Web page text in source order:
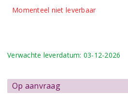
Momenteel niet leverbaar
Verwachte leverdatum: 03-12-2026
Op aanvraag